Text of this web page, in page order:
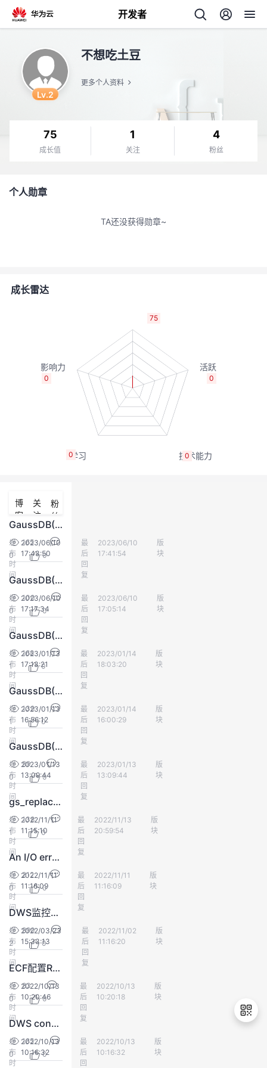
开发者
者
注
的
开
发
者
学
堂
我
的
课
程
我
的
认
证
我
的
实
验
我
的
收
藏
的
Programs
我
的
支
持
我
的
技
术
支
持
我
的
云
声
建
议
Lv.2
不想吃土豆
更多个人资料
75
成长值
1
关注
4
粉丝
个人勋章
TA还没获得勋章~
成长雷达
75
0
0
0
0
博
客
关
注
粉
丝
GaussDB(DWS)集群others内存高导致dn重启
发
布
时
间
2023/06/10
17:43:50
最
后
回
复
不想吃土豆
2023/06/10
17:41:54
版
块
165
0
0
GaussDB(DWS)升级后执行gs_dump报错schema with oid 4230 does not exists
发
布
时
间
2023/06/10
17:17:34
最
后
回
复
不想吃土豆
2023/06/10
17:05:14
版
块
100
0
0
GaussDB(DWS)页面修改配置报错系统繁忙
发
布
时
间
2023/01/13
17:13:21
最
后
回
复
Jack20
2023/01/14
18:03:20
版
块
168
1
0
GaussDB(DWS)集群主备切换，日志报错Resource temporarily unavailable
发
布
时
间
2023/01/13
16:56:12
最
后
回
复
Jack20
2023/01/14
16:00:29
版
块
139
1
0
GaussDB(DWS)业务报错[HeapTupleSatisfiedVacuum set HEAP_XMIN_INVALID xid don't abort]tuplexid =xxx!
发
布
时
间
2023/01/13
13:09:44
最
后
回
复
不想吃土豆
2023/01/13
13:09:44
版
块
99
0
0
gs_replace修复实例拉起cn超时报错
发
布
时
间
2022/11/11
11:15:10
最
后
回
复
Jack20
2022/11/13
20:59:54
版
块
138
1
0
An I/O error occurred while sending to the backend Caused by：Read time out
发
布
时
间
2022/11/11
11:16:09
最
后
回
复
不想吃土豆
2022/11/11
11:16:09
版
块
212
0
0
DWS监控面板添加监控视图前端报404
发
布
时
间
2022/03/23
15:33:13
最
后
回
复
金哲
2022/11/02
11:16:20
版
块
990
2
0
ECF配置RegionLB工步失败
发
布
时
间
2022/10/13
10:20:46
最
后
回
复
不想吃土豆
2022/10/13
10:20:18
版
块
83
0
0
DWS console面集群状态显示异常排查
发
布
时
2022/10/13
10:16:32
最
后
回
不想吃土豆
2022/10/13
10:16:32
版
块
185
0
0